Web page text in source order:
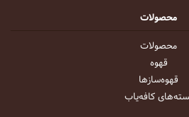
محصولات
محصولات
قهوه
قهوه‌ساز‌ها
کافه‌یاب